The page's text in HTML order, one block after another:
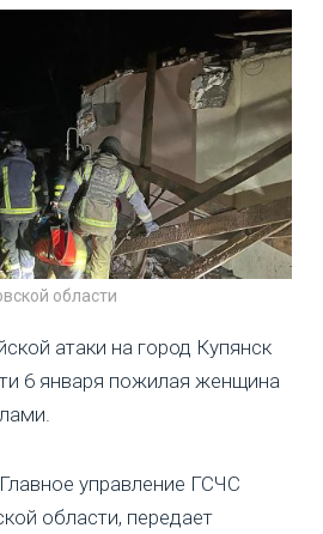
области
атаки на город Купянск
6 января пожилая женщина
управление ГСЧС
области, передает